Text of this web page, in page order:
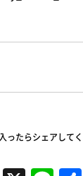
ったらシェアしてく